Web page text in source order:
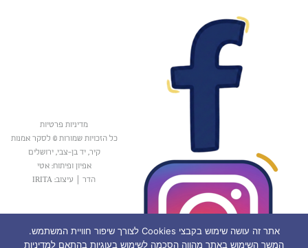
מדיניות פרטיות
כל הזכויות שמורות © לסקר אמנות
קיר, יד בן-צבי, ירושלים
אפיון ופיתוח: אטי
הדר
עיצוב: IRITA
אתר זה עושה שימוש בקבצי Cookies לצורך שיפור חוויית המשתמש.
המשך השימוש באתר מהווה הסכמה לשימוש בעוגיות בהתאם למדיניות